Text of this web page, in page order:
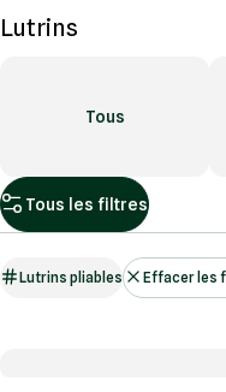
Lutrins
Tous
Tous les filtres
Lutrins pliables Effacer les